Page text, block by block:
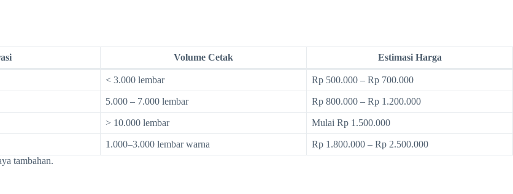
Volume Cetak Estimasi Harga
< 3.000 lembar Rp 500.000 – Rp 700.000
5.000 – 7.000 lembar Rp 800.000 – Rp 1.200.000
> 10.000 lembar Mulai Rp 1.500.000
1.000–3.000 lembar warna
Rp 1.800.000 – Rp 2.500.000
tambahan.